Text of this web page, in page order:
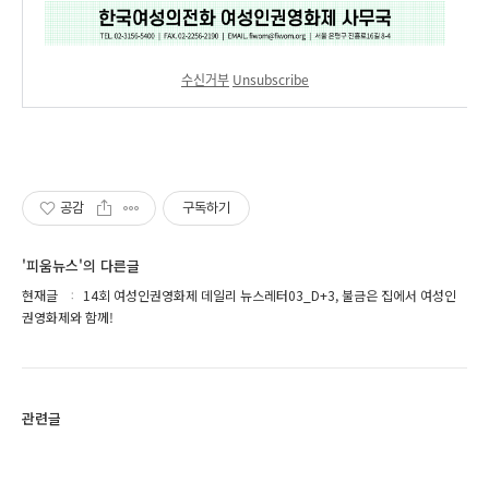
수신거부 Unsubscribe
공감 구독하기
'피움뉴스'의 다른글
현재글
14회 여성인권영화제 데일리 뉴스레터03_D+3, 불금은 집에서 여성인
권영화제와 함께!
관련글